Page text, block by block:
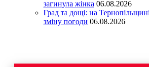
загинула жінка 06.08.2026
Град та дощі: на
зміну погоди 06.08.2026